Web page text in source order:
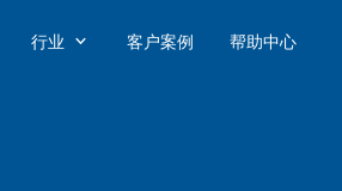
行业  客户案例 帮助中心